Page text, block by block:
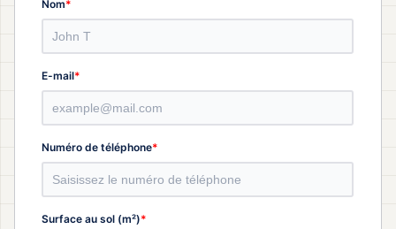
Nom*
E-mail*
Numéro de téléphone*
Surface au sol (m²)*